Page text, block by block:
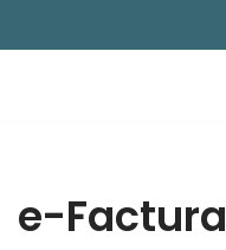
e-Factura